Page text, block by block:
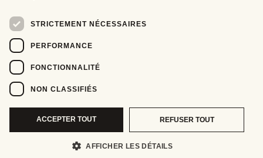
STRICTEMENT NÉCESSAIRES
PERFORMANCE
FONCTIONNALITÉ
NON CLASSIFIÉS
ACCEPTER TOUT REFUSER TOUT
AFFICHER LES DÉTAILS